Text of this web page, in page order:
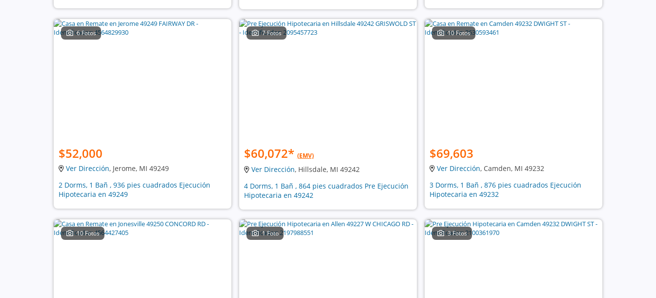
6 Fotos
$52,000
Ver Dirección, Jerome, MI 49249
2 Dorms, 1 Bañ , 936 pies cuadrados Ejecución
Hipotecaria en 49249
7 Fotos
$60,072* (EMV)
Ver Dirección, Hillsdale, MI 49242
4 Dorms, 1 Bañ , 864 pies cuadrados Pre Ejecución
Hipotecaria en 49242
10 Fotos
$69,603
Ver Dirección, Camden, MI 49232
3 Dorms, 1 Bañ , 876 pies cuadrados Ejecución
Hipotecaria en 49232
10 Fotos 1 Foto 3 Fotos